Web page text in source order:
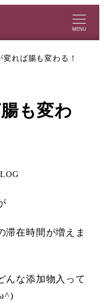
MENU
変れば腸も変わる！
も変わ
リー
滞在時間が増えま
んな添加物入って